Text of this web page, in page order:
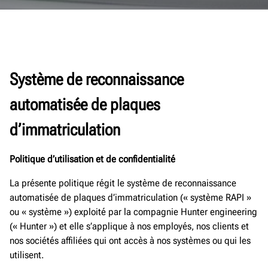
Système de reconnaissance
automatisée de plaques
d’immatriculation
Politique d’utilisation et de confidentialité
La présente politique régit le système de reconnaissance
automatisée de plaques d’immatriculation (« système RAPI »
ou « système ») exploité par la compagnie Hunter engineering
(« Hunter ») et elle s’applique à nos employés, nos clients et
nos sociétés affiliées qui ont accès à nos systèmes ou qui les
utilisent.